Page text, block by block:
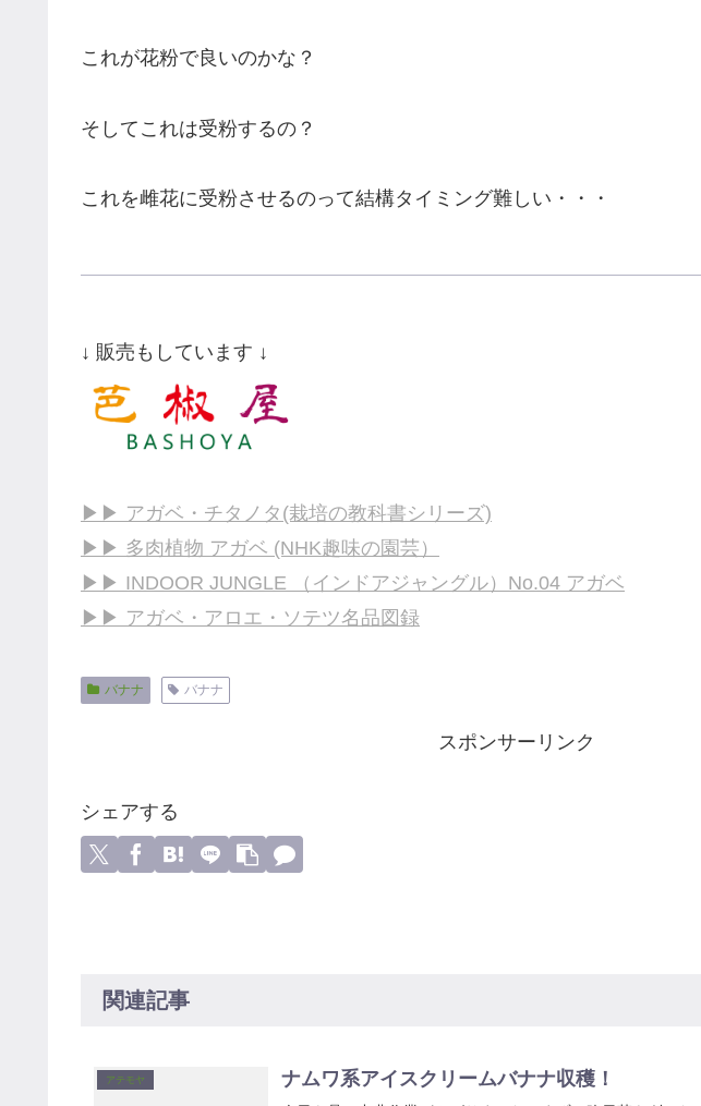
これが花粉で良いのかな？
そしてこれは受粉するの？
これを雌花に受粉させるのって結構タイミング難しい・・・
↓ 販売もしています ↓
▶▶ アガベ・チタノタ(栽培の教科書シリーズ)
▶▶ 多肉植物 アガベ (NHK趣味の園芸）
▶▶ INDOOR JUNGLE （インドアジャングル）No.04 アガベ
▶▶ アガベ・アロエ・ソテツ名品図録
バナナ バナナ
スポンサーリンク
シェアする
関連記事
アテモヤ ナムワ系アイスクリームバナナ収穫！